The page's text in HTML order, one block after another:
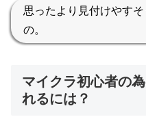
思ったより見付けやす
の。
マイクラ初心者の
れるには？